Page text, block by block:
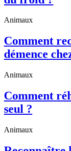
Animaux
Comment
démence
Animaux
Comment
seul ?
Animaux